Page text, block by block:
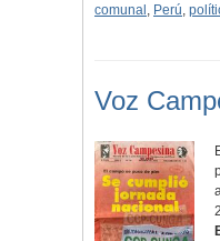
comunal , Perú,
Voz
2